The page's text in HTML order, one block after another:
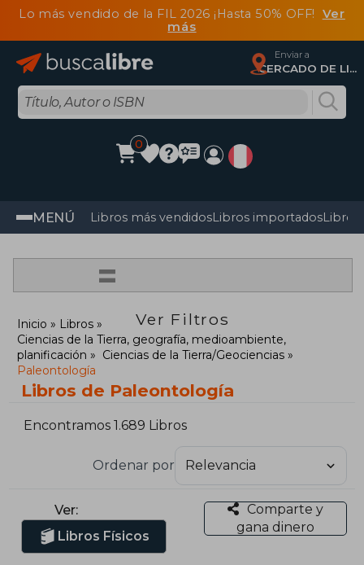
Lo más vendido de la FIL 2026 ¡Hasta 50% OFF! Ver
más
Enviar a
CERCADO DE LIMA, Lima
0
MENÚ Libros más vendidosLibros importadosLibros
=
Ver Filtros
Inicio
Libros
Ciencias de la Tierra, geografía, medioambiente,
planificación
Ciencias de la Tierra/Geociencias
Paleontología
Libros de Paleontología
Encontramos 1.689 Libros
Ordenar por
Ver:
Libros Físicos
Comparte y
gana dinero